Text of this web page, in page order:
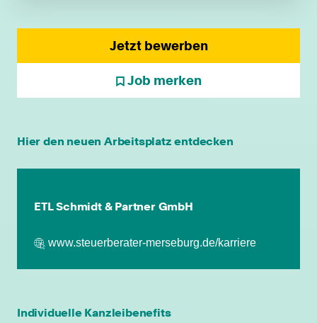
Jetzt bewerben
Job merken
Hier den neuen Arbeitsplatz entdecken
ETL Schmidt & Partner GmbH
www.steuerberater-merseburg.de/karriere
Individuelle Kanzleibenefits
persönliche Mandantenbeziehung
Zusatzleistungen/Mitarbeiterrabatte